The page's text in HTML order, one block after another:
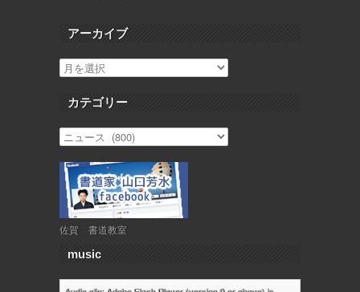
アーカイブ
カテゴリー
佐賀 書道教室
music